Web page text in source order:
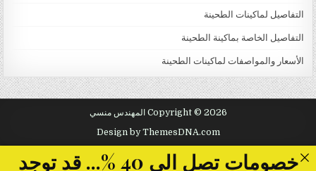
التفاصيل لماكينات الطحينة
التفاصيل الخاصة بماكينة الطحينة
الأسعار والمواصفات لماكينات الطحينة
Copyright © 2026 المهندس منسي
Design by ThemesDNA.com
خصومات تصل الى 40 %... قد توجد